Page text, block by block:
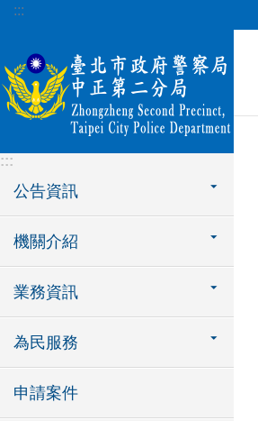
跳到主要內容區塊
:::
:::
公告資訊
機關介紹
業務資訊
為民服務
申請案件